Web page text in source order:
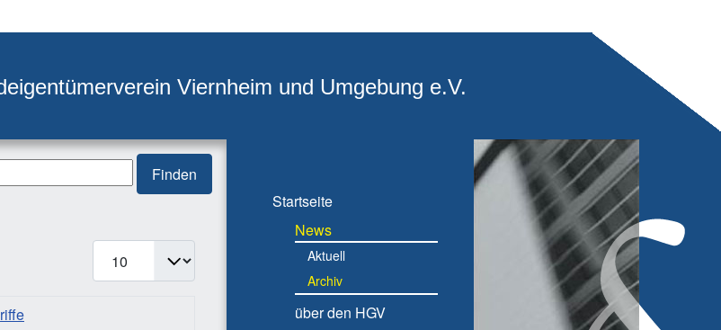
Viernheim und Umgebung e.V.
Startseite
News
Aktuell
Archiv
über den HGV
Finden
Anzeige #